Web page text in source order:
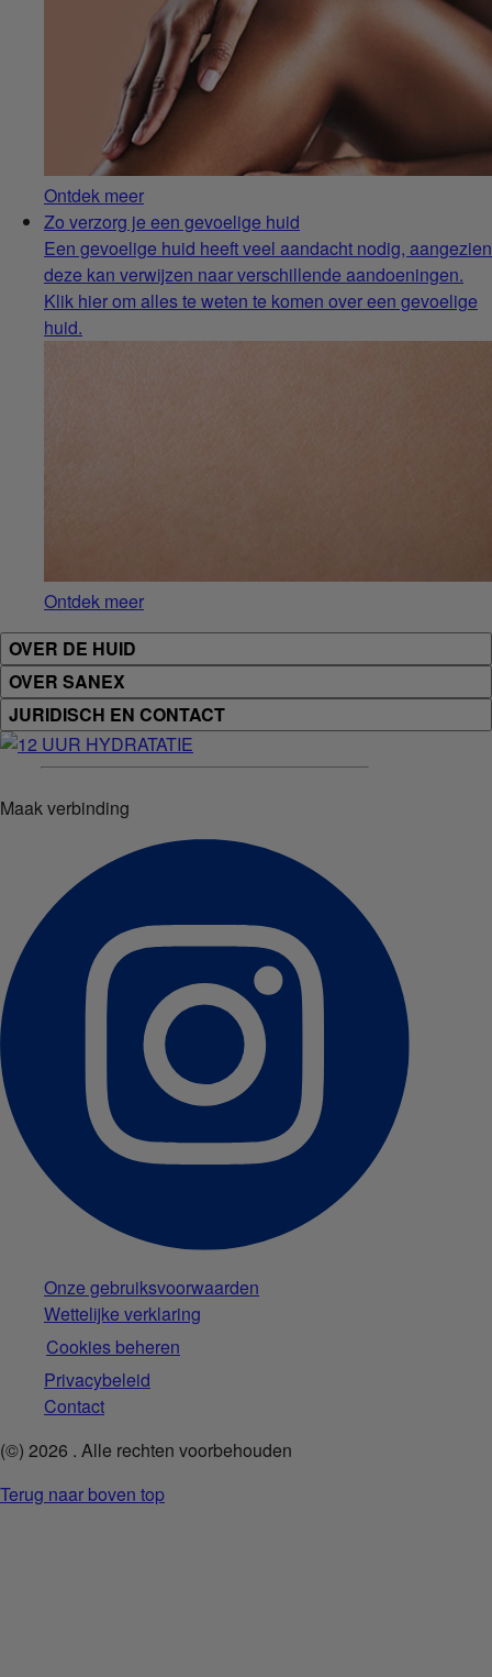
Ontdek meer
Zo verzorg je een gevoelige huid
Een gevoelige huid heeft veel aandacht nodig, aangezien
deze kan verwijzen naar verschillende aandoeningen.
Klik hier om alles te weten te komen over een gevoelige
huid.
Ontdek meer
OVER DE HUID
OVER SANEX
JURIDISCH EN CONTACT
Maak verbinding
Onze gebruiksvoorwaarden
Wettelijke verklaring
Cookies beheren
Privacybeleid
Contact
(©) 2026 . Alle rechten voorbehouden
Terug naar boven top